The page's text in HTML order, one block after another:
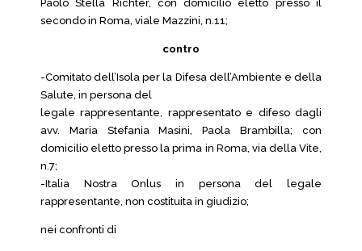
Paolo Stella Richter, con domicilio eletto presso il
secondo in Roma, viale Mazzini, n.11;
contro
-Comitato dell’Isola per la Difesa dell’Ambiente e della
Salute, in persona del
legale rappresentante, rappresentato e difeso dagli
avv. Maria Stefania Masini, Paola Brambilla; con
domicilio eletto presso la prima in Roma, via della Vite,
n.7;
-Italia Nostra Onlus in persona del legale
rappresentante, non costituita in giudizio;
nei confronti di